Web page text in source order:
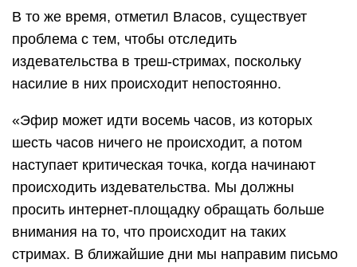
В то же время, отметил Власов, существует
проблема с тем, чтобы отследить
издевательства в треш-стримах, поскольку
насилие в них происходит непостоянно.
«Эфир может идти восемь часов, из которых
шесть часов ничего не происходит, а потом
наступает критическая точка, когда начинают
происходить издевательства. Мы должны
просить интернет-площадку обращать больше
внимания на то, что происходит на таких
стримах. В ближайшие дни мы направим письмо